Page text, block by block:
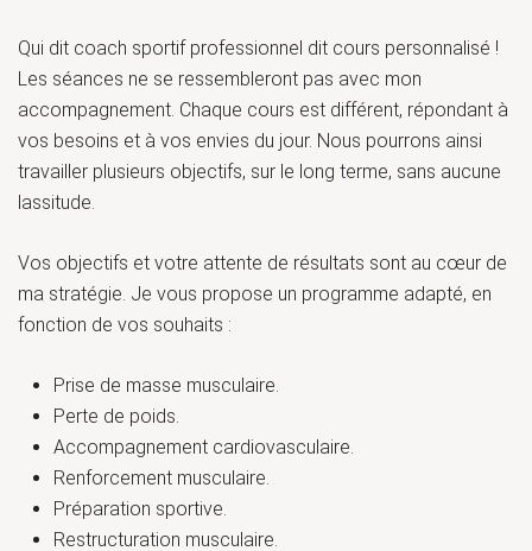
Qui dit coach sportif professionnel dit cours personnalisé !
Les séances ne se ressembleront pas avec mon
accompagnement. Chaque cours est différent, répondant à
vos besoins et à vos envies du jour. Nous pourrons ainsi
travailler plusieurs objectifs, sur le long terme, sans aucune
lassitude.
Vos objectifs et votre attente de résultats sont au cœur de
ma stratégie. Je vous propose un programme adapté, en
fonction de vos souhaits :
Prise de masse musculaire.
Perte de poids.
Accompagnement cardiovasculaire.
Renforcement musculaire.
Préparation sportive.
Restructuration musculaire.